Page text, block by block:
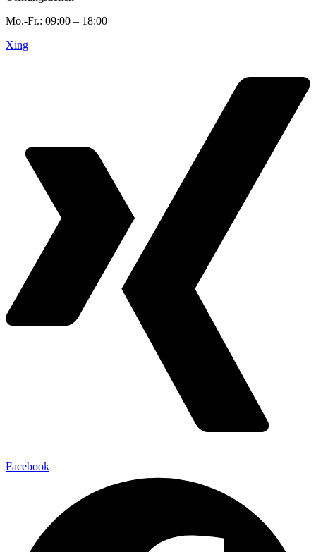
Mo.-Fr.: 09:00 – 18:00
Xing
Facebook